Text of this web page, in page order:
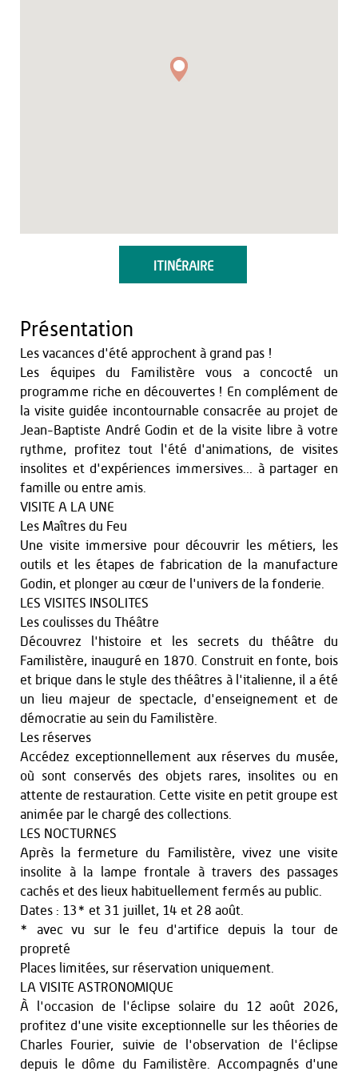
ITINÉRAIRE
Présentation
Les vacances d'été approchent à grand pas !
Les équipes du Familistère vous a concocté un
programme riche en découvertes ! En complément de
la visite guidée incontournable consacrée au projet de
Jean-Baptiste André Godin et de la visite libre à votre
rythme, profitez tout l'été d'animations, de visites
insolites et d'expériences immersives... à partager en
famille ou entre amis.
VISITE A LA UNE
Les Maîtres du Feu
Une visite immersive pour découvrir les métiers, les
outils et les étapes de fabrication de la manufacture
Godin, et plonger au cœur de l'univers de la fonderie.
LES VISITES INSOLITES
Les coulisses du Théâtre
Découvrez l'histoire et les secrets du théâtre du
Familistère, inauguré en 1870. Construit en fonte, bois
et brique dans le style des théâtres à l'italienne, il a été
un lieu majeur de spectacle, d'enseignement et de
démocratie au sein du Familistère.
Les réserves
Accédez exceptionnellement aux réserves du musée,
où sont conservés des objets rares, insolites ou en
attente de restauration. Cette visite en petit groupe est
animée par le chargé des collections.
LES NOCTURNES
Après la fermeture du Familistère, vivez une visite
insolite à la lampe frontale à travers des passages
cachés et des lieux habituellement fermés au public.
Dates : 13* et 31 juillet, 14 et 28 août.
* avec vu sur le feu d'artifice depuis la tour de
propreté
Places limitées, sur réservation uniquement.
LA VISITE ASTRONOMIQUE
À l'occasion de l'éclipse solaire du 12 août 2026,
profitez d'une visite exceptionnelle sur les théories de
Charles Fourier, suivie de l'observation de l'éclipse
depuis le dôme du Familistère. Accompagnés d'une